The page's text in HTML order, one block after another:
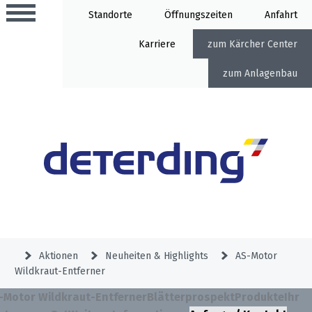
Standorte Öffnung Anfahrt
Karriere Kärcher Center
Anlagenbau
Aktionen
Angebote
&
Aktionen
&
Motorgeräte
Beratungstermine
Schlosserei
Aktionen Neuheiten & Highlights
AS-Motor
Wildkraut-Entferner
Motor Wildkraut-EntfernerBlätterprospektProdukteIhr